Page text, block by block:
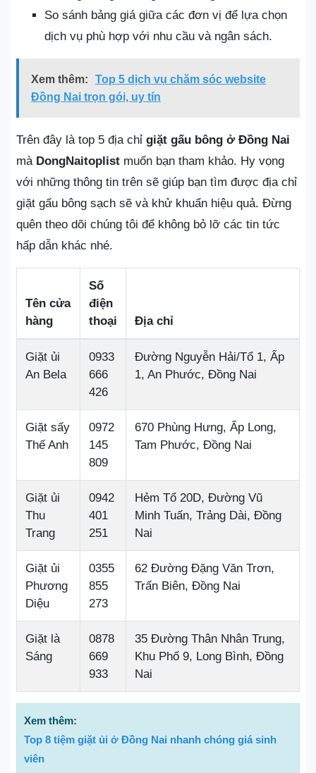
So sánh bảng giá giữa các đơn vị để lựa chọn
dịch vụ phù hợp với nhu cầu và ngân sách.
Xem thêm:
Top 5 dịch vụ chăm sóc website
Đồng Nai trọn gói, uy tín
Trên đây là top 5 địa chỉ giặt gấu bông ở Đồng Nai
mà DongNaitoplist muốn bạn tham khảo. Hy vọng
với những thông tin trên sẽ giúp bạn tìm được địa chỉ
giặt gấu bông sạch sẽ và khử khuẩn hiệu quả. Đừng
quên theo dõi chúng tôi để không bỏ lỡ các tin tức
hấp dẫn khác nhé.
Tên cửa
hàng
Số
điện
thoại
Địa chỉ
Giặt ủi
An Bela
0933
666
426
Đường Nguyễn Hải/Tổ 1, Ấp
1, An Phước, Đồng Nai
Giặt sấy
Thế Anh
0972
145
809
670 Phùng Hưng, Ấp Long,
Tam Phước, Đồng Nai
Giặt ủi
Thu
Trang
0942
401
251
Hẻm Tổ 20D, Đường Vũ
Minh Tuấn, Trảng Dài, Đồng
Nai
Giặt ủi
Phương
Diệu
0355
855
273
62 Đường Đặng Văn Trơn,
Trấn Biên, Đồng Nai
Giặt là
Sáng
0878
669
933
35 Đường Thân Nhân Trung,
Khu Phố 9, Long Bình, Đồng
Nai
Xem thêm:
Top 8 tiệm giặt ủi ở Đồng Nai nhanh chóng giá sinh
viên